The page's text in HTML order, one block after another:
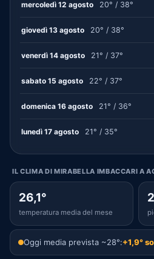
mercoledì 12 agosto 20° / 38°
giovedì 13 agosto 20° / 38°
venerdì 14 agosto 21° / 37°
sabato 15 agosto 22° / 37°
domenica 16 agosto 21° / 36°
lunedì 17 agosto 21° / 35°
IL CLIMA DI MIRABELLA IMBACCARI A
26,1°
temperatura media del mese
Oggi media prevista ~28°:+1,9°